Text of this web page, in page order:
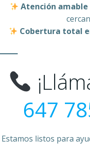
Atención
Cobertura total
647
Estamos listos para